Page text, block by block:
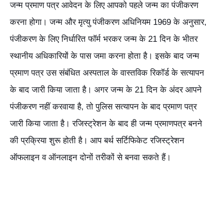
जन्म प्रमाण पत्र आवेदन के लिए आपको पहले जन्म का पंजीकरण
करना होगा। जन्म और मृत्यु पंजीकरण अधिनियम 1969 के अनुसार,
पंजीकरण के लिए निर्धारित फॉर्म भरकर जन्म के 21 दिन के भीतर
स्थानीय अधिकारियों के पास जमा करना होता है। इसके बाद जन्म
प्रमाण पत्र उस संबंधित अस्पताल के वास्तविक रिकॉर्ड के सत्यापन
के बाद जारी किया जाता है। अगर जन्म के 21 दिन के अंदर आपने
पंजीकरण नहीं करवाया है, तो पुलिस सत्यापन के बाद प्रमाण पत्र
जारी किया जाता है। रजिस्ट्रेशन के बाद ही जन्म प्रमाणपत्र बनने
की प्रक्रिया शुरू होती है। आप बर्थ सर्टिफिकेट रजिस्ट्रेशन
ऑफलाइन व ऑनलाइन दोनों तरीकों से बनवा सकते हैं।